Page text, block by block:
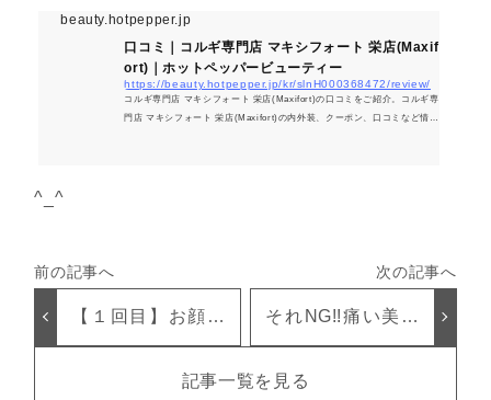
beauty.hotpepper.jp
口コミ｜コルギ専門店 マキシフォート 栄店(Maxif
ort)｜ホットペッパービューティー
https://beauty.hotpepper.jp/kr/slnH000368472/review/
コルギ専門店 マキシフォート 栄店(Maxifort)の口コミをご紹介。コルギ専
門店 マキシフォート 栄店(Maxifort)の内外装、クーポン、口コミなど情報
^_^
【１回目】お顔の
施術事例をご紹介
それNG!!痛い美容
は老化のはじまり
記事一覧を見る